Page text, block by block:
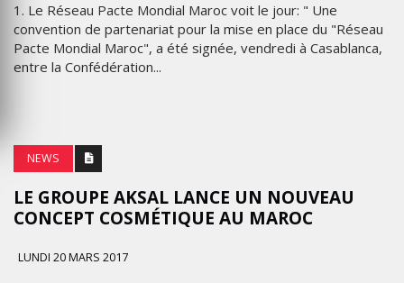
1. Le Réseau Pacte Mondial Maroc voit le jour: " Une
convention de partenariat pour la mise en place du "Réseau
Pacte Mondial Maroc", a été signée, vendredi à Casablanca,
entre la Confédération...
NEWS
LE GROUPE AKSAL LANCE UN NOUVEAU
CONCEPT COSMÉTIQUE AU MAROC
LUNDI 20 MARS 2017